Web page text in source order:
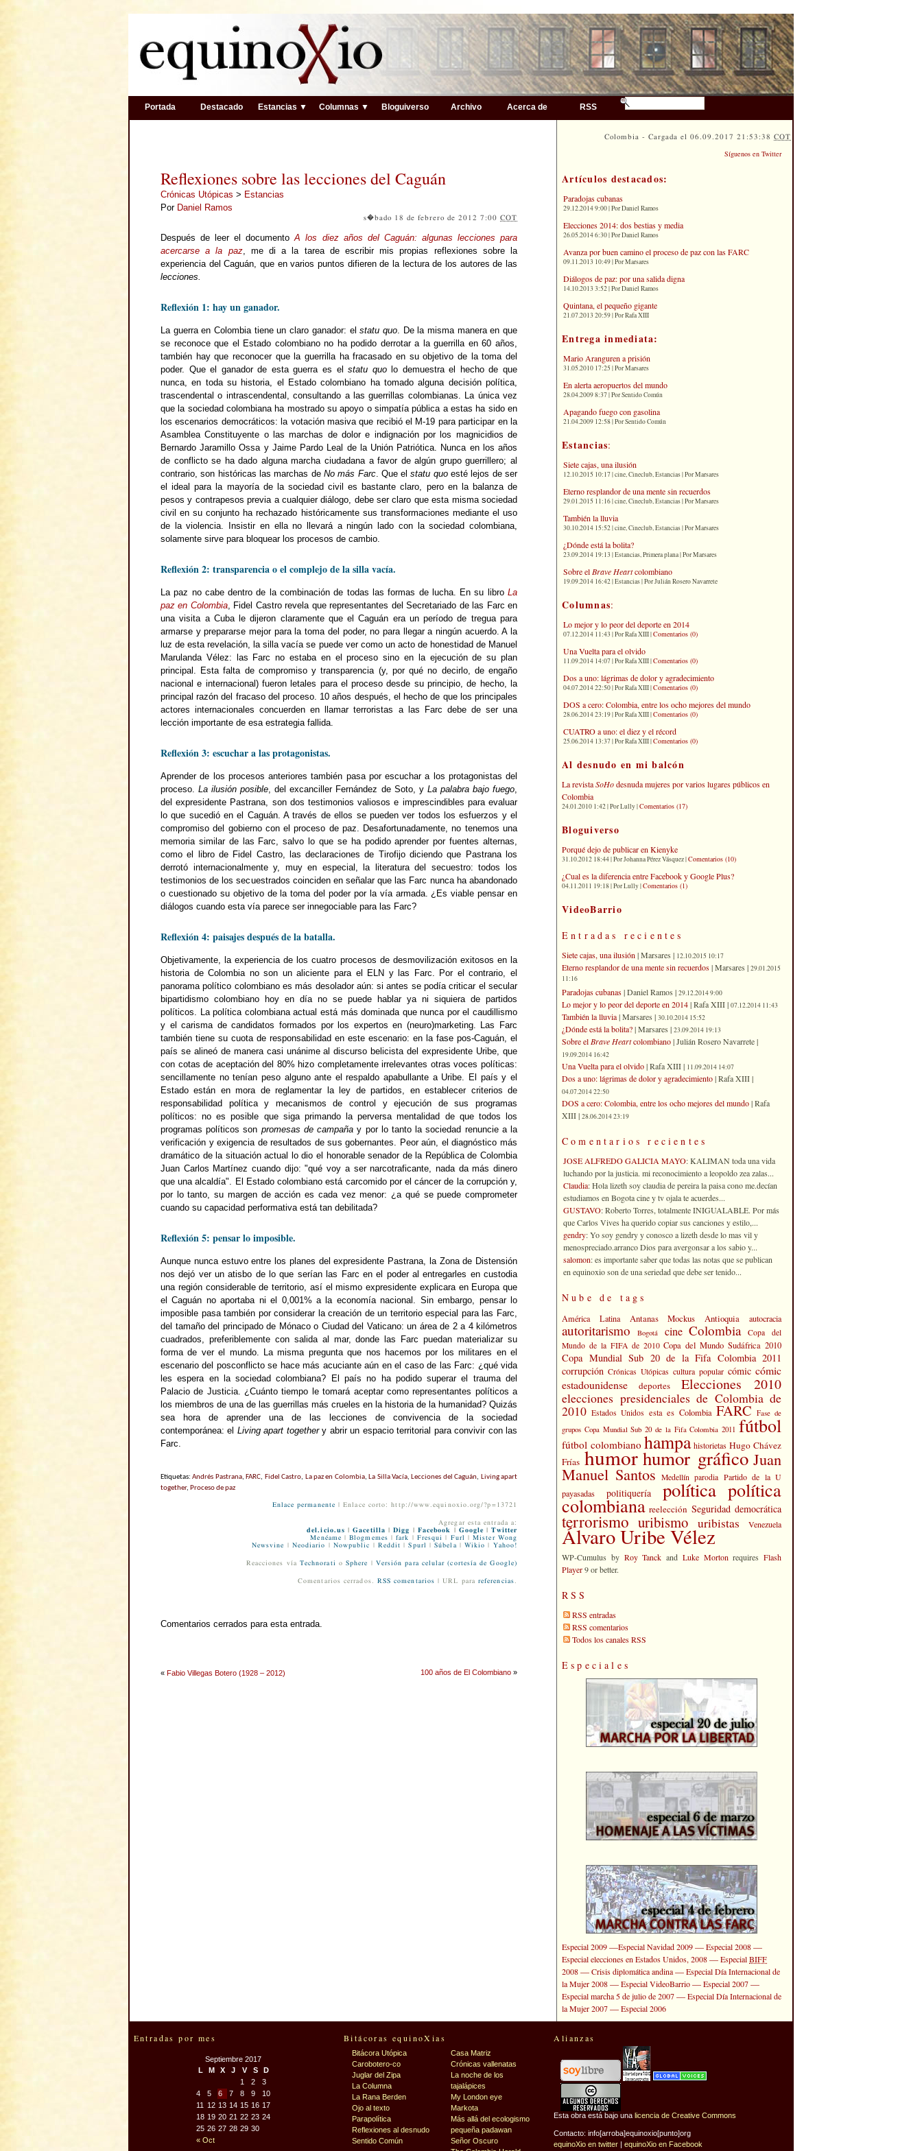
Portada Destacado Estancias ▼ Columnas ▼ Bloguiverso Archivo Acerca de RSS
Colombia - Cargada el 06.09.2017 21:53:38COT
Reflexiones sobre las lecciones del Caguán
Crónicas Utópicas > Estancias
Por Daniel Ramos
s�bado 18 de febrero de 2012 7:00COT
Después de leer el documentoA los diez años del Caguán: algunas lecciones para
acercarse a la paz, me di a la tarea de escribir mis propias reflexiones sobre la
experiencia del Caguán, que en varios puntos difieren de la lectura de los autores de las
lecciones.
Reflexión 1: hay un ganador.
La guerra en Colombia tiene un claro ganador: elstatu quo. De la misma manera en que
se reconoce que el Estado colombiano no ha podido derrotar a la guerrilla en 60 años,
también hay que reconocer que la guerrilla ha fracasado en su objetivo de la toma del
poder. Que el ganador de esta guerra es elstatu quolo demuestra el hecho de que
nunca, en toda su historia, el Estado colombiano ha tomado alguna decisión política,
trascendental o intrascendental, consultando a las guerrillas colombianas. La única vez
que la sociedad colombiana ha mostrado su apoyo o simpatía pública a estas ha sido en
los escenarios democráticos: la votación masiva que recibió el M-19 para participar en la
Asamblea Constituyente o las marchas de dolor e indignación por los magnicidios de
Bernardo Jaramillo Ossa y Jaime Pardo Leal de la Unión Patriótica. Nunca en los años
de conflicto se ha dado alguna marcha ciudadana a favor de algún grupo guerrillero; al
contrario, son históricas las marchas de No más Farc. Que elstatu quoesté lejos de ser
el ideal para la mayoría de la sociedad civil es bastante claro, pero en la balanza de
pesos y contrapesos previa a cualquier diálogo, debe ser claro que esta misma sociedad
civil en su conjunto ha rechazado históricamente sus transformaciones mediante el uso
de la violencia. Insistir en ella no llevará a ningún lado con la sociedad colombiana,
solamente sirve para bloquear los procesos de cambio.
Reflexión 2: transparencia o el complejo de la silla vacía.
La paz no cabe dentro de la combinación de todas las formas de lucha. En su libro La
paz en Colombia, Fidel Castro revela que representantes del Secretariado de las Farc en
una visita a Cuba le dijeron claramente que el Caguán era un período de tregua para
armarse y prepararse mejor para la toma del poder, no para llegar a ningún acuerdo. A la
luz de esta revelación, la silla vacía se puede ver como un acto de honestidad de Manuel
Marulanda Vélez: las Farc no estaba en el proceso sino en la ejecución de su plan
principal. Esta falta de compromiso y transparencia (y, por qué no decirlo, de engaño
nacional e internacional) fueron letales para el proceso desde su principio, de hecho, la
principal razón del fracaso del proceso. 10 años después, el hecho de que los principales
actores internacionales concuerden en llamar terroristas a las Farc debe de ser una
lección importante de esa estrategia fallida.
Reflexión 3: escuchar a las protagonistas.
Aprender de los procesos anteriores también pasa por escuchar a los protagonistas del
proceso.La ilusión posible, del excanciller Fernández de Soto, y La palabra bajo fuego,
del expresidente Pastrana, son dos testimonios valiosos e imprescindibles para evaluar
lo que sucedió en el Caguán. A través de ellos se pueden ver todos los esfuerzos y el
compromiso del gobierno con el proceso de paz. Desafortunadamente, no tenemos una
memoria similar de las Farc, salvo lo que se ha podido aprender por fuentes alternas,
como el libro de Fidel Castro, las declaraciones de Tirofijo diciendo que Pastrana los
derrotó internacionalmente y, muy en especial, la literatura del secuestro: todos los
testimonios de los secuestrados coinciden en señalar que las Farc nunca ha abandonado
o cuestionado su objetivo de la toma del poder por la vía armada. ¿Es viable pensar en
diálogos cuando esta vía parece ser innegociable para las Farc?
Reflexión 4: paisajes después de la batalla.
Objetivamente, la experiencia de los cuatro procesos de desmovilización exitosos en la
historia de Colombia no son un aliciente para el ELN y las Farc. Por el contrario, el
panorama político colombiano es más desolador aún: si antes se podía criticar el secular
bipartidismo colombiano hoy en día no se puede hablar ya ni siquiera de partidos
políticos. La política colombiana actual está más dominada que nunca por el caudillismo
y el carisma de candidatos formados por los expertos en (neuro)marketing. Las Farc
también tiene su cuota de responsabilidad en este escenario: en la fase pos-Caguán, el
país se alineó de manera casi unánime al discurso belicista del expresidente Uribe, que
con cotas de aceptación del 80% hizo completamente irrelevantes otras voces políticas:
sencillamente no tenían peso alguno ante el respaldo apabullante a Uribe. El país y el
Estado están en mora de reglamentar la ley de partidos, en establecer criterios de
responsabilidad política y mecanismos de control y ejecución de sus programas
políticos: no es posible que siga primando la perversa mentalidad de que todos los
programas políticos son promesas de campaña y por lo tanto la sociedad renuncie a la
verificación y exigencia de resultados de sus gobernantes. Peor aún, el diagnóstico más
dramático de la situación actual lo dio el honorable senador de la República de Colombia
Juan Carlos Martínez cuando dijo: "qué voy a ser narcotraficante, nada da más dinero
que una alcaldía". El Estado colombiano está carcomido por el cáncer de la corrupción y,
por lo tanto, su margen de acción es cada vez menor: ¿a qué se puede comprometer
cuando su capacidad performativa está tan debilitada?
Reflexión 5: pensar lo imposible.
Aunque nunca estuvo entre los planes del expresidente Pastrana, la Zona de Distensión
nos dejó ver un atisbo de lo que serían las Farc en el poder al entregarles en custodia
una región considerable de territorio, así el mismo expresidente explicara en Europa que
el Caguán no aportaba ni el 0,001% a la economía nacional. Sin embargo, pensar lo
imposible pasa también por considerar la creación de un territorio especial para las Farc,
del tamaño del principado de Mónaco o Ciudad del Vaticano: un área de 2 a 4 kilómetros
cuadrados, preferiblemente con salida al mar, donde las Farc puedan materializar su
forma de ver el mundo. La misma pregunta que nos hacemos por los militares en el
escenario del posconflicto se hace más acuciante aún en el caso de las Farc: ¿qué vida
les espera en la sociedad colombiana? El país no ha podido superar el trauma del
Palacio de Justicia. ¿Cuánto tiempo le tomará aceptar como representantes políticos a
los miembros de una de las guerrillas más crueles en la historia de la humanidad? Quizás
sea hora de aprender una de las lecciones de convivencia de la sociedad
contemporánea: el Living apart togethery abrir un espacio territorial para convivir con las
Farc.
Etiquetas:Andrés Pastrana,FARC, Fidel Castro, La paz en Colombia,La Silla Vacía,Lecciones del Caguán, Living apart
together, Proceso de paz
Enlace permanente | Enlace corto: http://www.equinoxio.org/?p=13721
Agregar esta entrada a:
del.icio.us |Gacetilla |Digg Facebook Google |Twitter
Menéame |Blogmemes |fark Fresqui Furl |Mister Wong
Newsvine
Neodiario Nowpublic Reddit |Spurl |Súbela| Wikio Yahoo!
Reacciones vía Technorati o Sphere Versión para celular (cortesía de Google)
Comentarios cerrados. RSS comentarios | URL parareferencias.
Comentarios cerrados para esta entrada.
« Fabio Villegas Botero (1928 – 2012) 100 años de El Colombiano »
Síguenos en Twitter
Artículos destacados:
Paradojas cubanas
29.12.2014 9:00 | Por Daniel Ramos
Elecciones 2014: dos bestias y media
26.05.2014 6:30 | Por Daniel Ramos
Avanza por buen camino el proceso de paz con las FARC
09.11.2013 10:49 | Por Marsares
Diálogos de paz: por una salida digna
14.10.2013 3:52 | Por Daniel Ramos
Quintana, el pequeño gigante
21.07.2013 20:59 | Por Rafa XIII
Entrega inmediata:
Mario Aranguren a prisión
31.05.2010 17:25 | Por Marsares
En alerta aeropuertos del mundo
28.04.2009 8:37 | Por Sentido Común
Apagando fuego con gasolina
21.04.2009 12:58 | Por Sentido Común
Estancias:
Siete cajas, una ilusión
12.10.2015 10:17 | cine, Cineclub, Estancias | Por Marsares
Eterno resplandor de una mente sin recuerdos
29.01.2015 11:16 | cine, Cineclub, Estancias | Por Marsares
También la lluvia
30.10.2014 15:52 | cine, Cineclub, Estancias | Por Marsares
¿Dónde está la bolita?
23.09.2014 19:13 | Estancias, Primera plana | Por Marsares
Sobre el Brave Heartcolombiano
19.09.2014 16:42 | Estancias | Por Julián Rosero Navarrete
Columnas:
Lo mejor y lo peor del deporte en 2014
07.12.2014 11:43 | Por Rafa XIII |Comentarios (0)
Una Vuelta para el olvido
11.09.2014 14:07 | Por Rafa XIII |Comentarios (0)
Dos a uno: lágrimas de dolor y agradecimiento
04.07.2014 22:50 | Por Rafa XIII |Comentarios (0)
DOS a cero: Colombia, entre los ocho mejores del mundo
28.06.2014 23:19 | Por Rafa XIII |Comentarios (0)
CUATRO a uno: el diez y el récord
25.06.2014 13:37 | Por Rafa XIII |Comentarios (0)
Al desnudo en mi balcón
La revistaSoHodesnuda mujeres por varios lugares públicos en
Colombia
24.01.2010 1:42 | Por Lully |Comentarios (17)
Bloguiverso
Porqué dejo de publicar en Kienyke
31.10.2012 18:44 | Por Johanna Pérez Vásquez |Comentarios (10)
¿Cual es la diferencia entre Facebook y Google Plus?
04.11.2011 19:18 | Por Lully |Comentarios (1)
VideoBarrio
Entradas recientes
Siete cajas, una ilusión | Marsares | 12.10.2015 10:17
Eterno resplandor de una mente sin recuerdos| Marsares | 29.01.2015
11:16
Paradojas cubanas| Daniel Ramos | 29.12.2014 9:00
Lo mejor y lo peor del deporte en 2014| Rafa XIII | 07.12.2014 11:43
También la lluvia| Marsares | 30.10.2014 15:52
¿Dónde está la bolita?| Marsares | 23.09.2014 19:13
Sobre el Brave Heartcolombiano| Julián Rosero Navarrete |
19.09.2014 16:42
Una Vuelta para el olvido| Rafa XIII | 11.09.2014 14:07
Dos a uno: lágrimas de dolor y agradecimiento| Rafa XIII |
04.07.2014 22:50
DOS a cero: Colombia, entre los ocho mejores del mundo| Rafa
XIII | 28.06.2014 23:19
Comentarios recientes
JOSE ALFREDO GALICIA MAYO: KALIMAN toda una vida
luchando por la justicia. mi reconocimiento a leopoldo zea zalas...
Claudia: Hola lizeth soy claudia de pereira la paisa cono me.decían
estudiamos en Bogota cine y tv ojala te acuerdes...
GUSTAVO: Roberto Torres, totalmente INIGUALABLE. Por más
que Carlos Vives ha querido copiar sus canciones y estilo,...
gendry: Yo soy gendry y conosco a lizeth desde lo mas vil y
menospreciado.arranco Dios para avergonsar a los sabio y...
salomon: es importante saber que todas las notas que se publican
en equinoxio son de una seriedad que debe ser tenido...
Nube de tags
América Latina Antanas Mockus Antioquia autocracia
autoritarismo Bogotá cine Colombia
Copa del
Mundo de la FIFA de 2010 Copa del Mundo Sudáfrica 2010
Copa Mundial Sub 20 de la Fifa Colombia 2011
corrupción Crónicas Utópicas cultura popular cómic cómic
estadounidense
deportes Elecciones 2010
elecciones presidenciales de Colombia de
2010 Estados Unidos esta es Colombia FARC Fase de
grupos Copa Mundial Sub 20 de la Fifa Colombia 2011 fútbol
fútbol colombiano hampa historietas Hugo Chávez
Frías humorhumor gráfico Juan
Manuel Santos Medellín parodia Partido de la U
payasadas
politiquería política política
colombiana reelección Seguridad democrática
terrorismo uribismo uribistas Venezuela
Álvaro Uribe Vélez
WP-Cumulus by Roy Tanck and Luke Morton requires Flash
Player9 or better.
RSS
RSS entradas
RSS comentarios
Todos los canales RSS
Especiales
Especial 2009—Especial Navidad 2009—Especial 2008—
Especial elecciones en Estados Unidos, 2008—EspecialBIFF
2008—Crisis diplomática andina—Especial Día Internacional de
la Mujer 2008—Especial VideoBarrio—Especial 2007—
Especial marcha 5 de julio de 2007—Especial Día Internacional de
la Mujer 2007—Especial 2006
Entradas por mes
Septiembre 2017
L
M X J V S D
« Oct
1 2
3
4
5 6 7 8 9
10
11
12 13 14 15 16 17
18 19 20 21 22 23 24
25 26 27 28 29 30
Bitácoras equinoXias
Bitácora Utópica
Carobotero-co
Juglar del Zipa
La Columna
La Rana Berden
Ojo al texto
Parapolítica
Reflexiones al desnudo
Sentido Común
Casa Matriz
Crónicas vallenatas
La noche de los
tajalápices
My London eye
Markota
Más allá del ecologismo
pequeña padawan
Señor Oscuro
Alianzas
Esta obra está bajo una licencia de Creative Commons
Contacto: info[arroba]equinoxio[punto]org
equinoXio en twitter |equinoXio en Facebook